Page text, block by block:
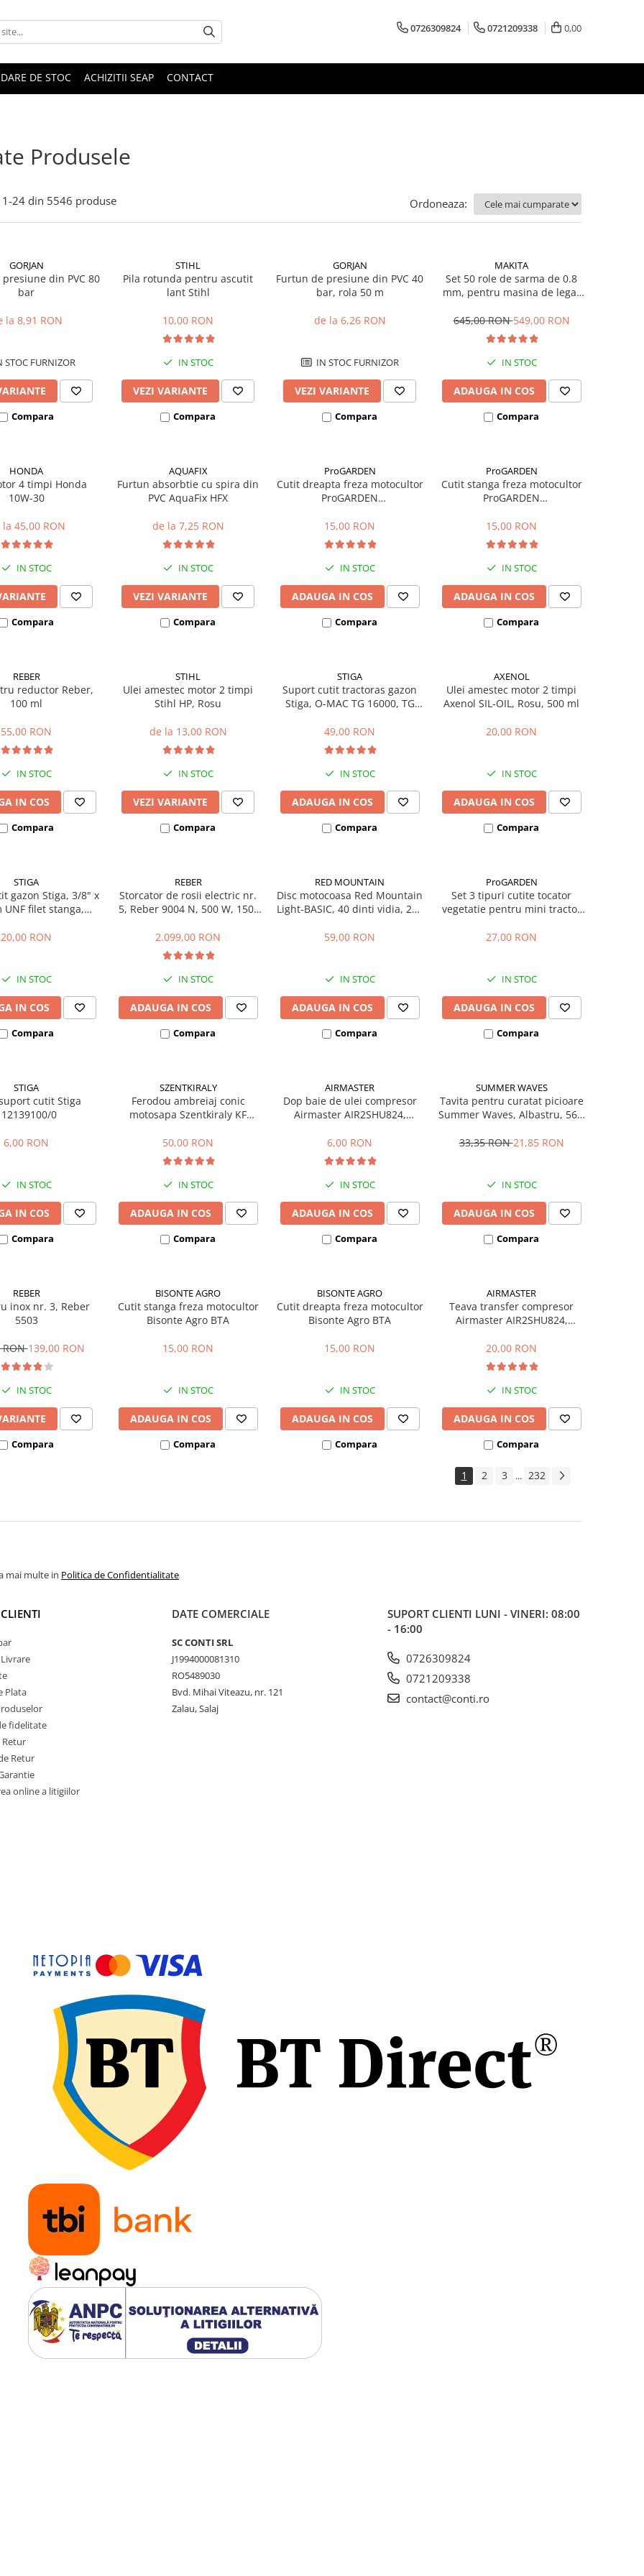
0726309824 0721209338 0,00
DE STOC ACHIZITII SEAP CONTACT
Produsele
1-24 din 5546 produse Ordoneaza:
GORJAN
din PVC 80
bar
la 8,91 RON
STOC FURNIZOR
Compara
STIHL
Pila rotunda pentru ascutit
lant Stihl
10,00 RON
IN STOC
VEZI VARIANTE
Compara
GORJAN
Furtun de presiune din PVC 40
bar, rola 50 m
de la 6,26 RON
IN STOC FURNIZOR
VEZI VARIANTE
Compara
MAKITA
Set 50 role de sarma de 0.8
mm, pentru masina de legat
645,00 RON549,00 RON
IN STOC
ADAUGA IN COS
Compara
HONDA
4 timpi Honda
10W-30
45,00 RON
IN STOC
Compara
AQUAFIX
Furtun absorbtie cu spira din
PVC AquaFix HFX
de la 7,25 RON
IN STOC
VEZI VARIANTE
Compara
ProGARDEN
Cutit dreapta freza motocultor
ProGARDEN
40 mm, prindere 70 x 11 mm
15,00 RON
IN STOC
ADAUGA IN COS
Compara
ProGARDEN
Cutit stanga freza motocultor
ProGARDEN
40 mm, prindere 70 x 11 mm
15,00 RON
IN STOC
ADAUGA IN COS
Compara
REBER
reductor Reber,
100 ml
55,00 RON
IN STOC
IN COS
Compara
STIHL
Ulei amestec motor 2 timpi
Stihl HP, Rosu
de la 13,00 RON
IN STOC
VEZI VARIANTE
Compara
STIGA
Suport cutit tractoras gazon
Stiga, O-MAC TG 16000, TG
49,00 RON
IN STOC
ADAUGA IN COS
Compara
AXENOL
Ulei amestec motor 2 timpi
Axenol SIL-OIL, Rosu, 500 ml
20,00 RON
IN STOC
ADAUGA IN COS
Compara
STIGA
gazon Stiga, 3/8" x
UNF filet stanga,
20,00 RON
IN STOC
IN COS
Compara
REBER
Storcator de rosii electric nr.
5, Reber 9004 N, 500 W, 150-
2.099,00 RON
IN STOC
ADAUGA IN COS
Compara
RED MOUNTAIN
Disc motocoasa Red Mountain
Light-BASIC, 40 dinti vidia, 255
59,00 RON
IN STOC
ADAUGA IN COS
Compara
ProGARDEN
Set 3 tipuri cutite tocator
vegetatie pentru mini tractor
27,00 RON
IN STOC
ADAUGA IN COS
Compara
STIGA
cutit Stiga
0
6,00 RON
IN STOC
IN COS
Compara
SZENTKIRALY
Ferodou ambreiaj conic
motosapa Szentkiraly KF
50,00 RON
IN STOC
ADAUGA IN COS
Compara
AIRMASTER
Dop baie de ulei compresor
Airmaster AIR2SHU824,
6,00 RON
IN STOC
ADAUGA IN COS
Compara
SUMMER WAVES
Tavita pentru curatat picioare
Summer Waves, Albastru, 56 x
33,35 RON21,85 RON
IN STOC
ADAUGA IN COS
Compara
REBER
inox nr. 3, Reber
5503
RON139,00 RON
IN STOC
Compara
BISONTE AGRO
Cutit stanga freza motocultor
Bisonte Agro BTA
15,00 RON
IN STOC
ADAUGA IN COS
Compara
BISONTE AGRO
Cutit dreapta freza motocultor
Bisonte Agro BTA
15,00 RON
IN STOC
ADAUGA IN COS
Compara
AIRMASTER
Teava transfer compresor
Airmaster AIR2SHU824,
20,00 RON
IN STOC
ADAUGA IN COS
Compara
1 2 3 ... 232
mai multe in Politica de Confidentialitate
Plata
fidelitate
Retur
Retur
online a litigiilor
DATE COMERCIALE
SC CONTI SRL
J1994000081310
RO5489030
Bvd. Mihai Viteazu, nr. 121
Zalau, Salaj
SUPORT CLIENTI LUNI - VINERI: 08:00
- 16:00
0726309824
0721209338
contact@conti.ro